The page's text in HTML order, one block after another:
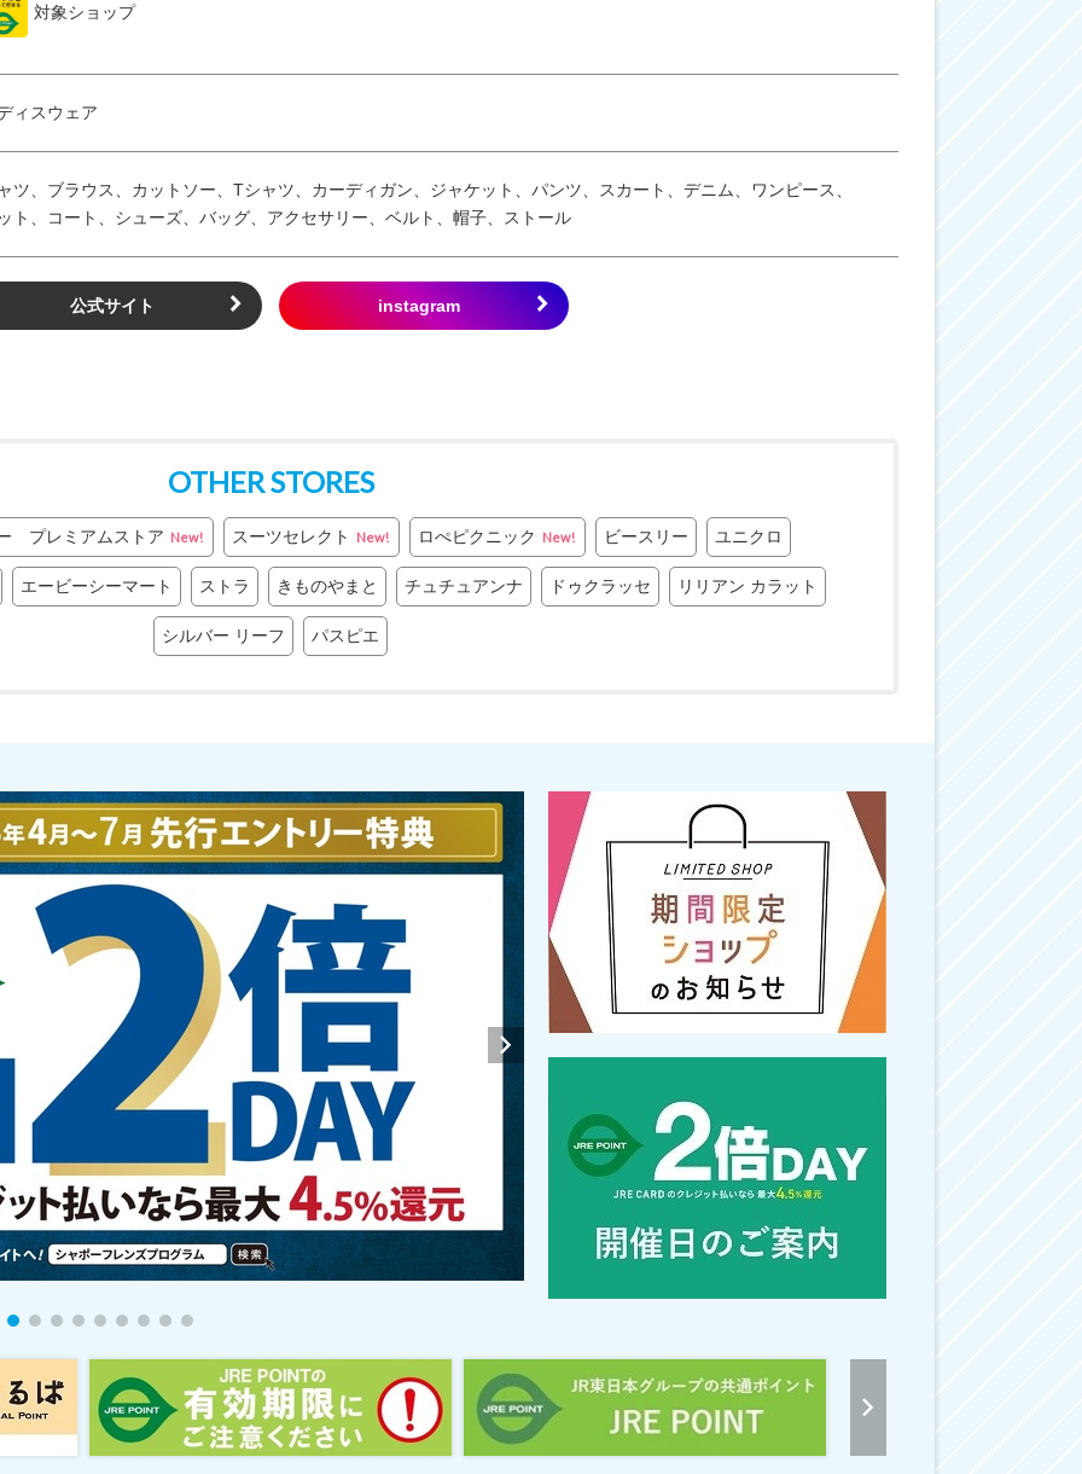
対象ショップ
ィスウェア
ツ、ブラウス、カットソー、Tシャツ、カーディガン、ジャケット、パンツ、スカート、デニム、ワンピース、
ト、コート、シューズ、バッグ、アクセサリー、ベルト、帽子、ストール
公式サイト
OTHER STORES
プレミアムストア New! スーツセレクト New! ロぺピクニック New! ビースリー ユニクロ
エービーシーマート ストラ きものやまと チュチュアンナ ドゥクラッセ リリアン カラット
シルバー リーフ パスピエ